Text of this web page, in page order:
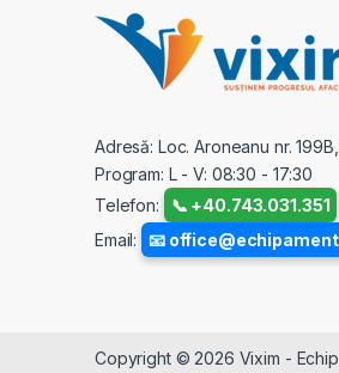
Adresă: Loc. Aroneanu nr.
Program: L - V: 08:30 - 17:30
Telefon:
📞 +40.743.031.351
Email:
📧
Copyright © 2026 Vixim -